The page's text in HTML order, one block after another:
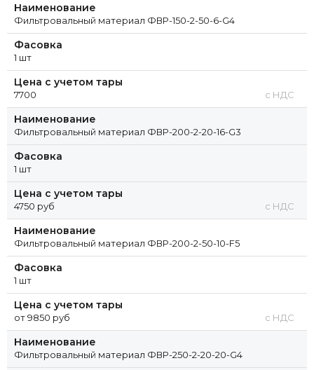
Наименование
Фильтровальный материал ФВР-150-2-50-6-G4
Фасовка
1 шт
Цена с учетом тары
7700 с НДС
Наименование
Фильтровальный материал ФВР-200-2-20-16-G3
Фасовка
1 шт
Цена с учетом тары
4750 руб с НДС
Наименование
Фильтровальный материал ФВР-200-2-50-10-F5
Фасовка
1 шт
Цена с учетом тары
от 9850 руб с НДС
Наименование
Фильтровальный материал ФВР-250-2-20-20-G4